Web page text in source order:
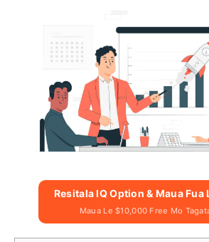
Resitala IQ Option & Maua
Maua Le $10,000 Free Mo